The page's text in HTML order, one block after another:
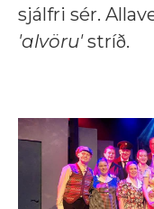
sjálfri sér.
'alvöru'stríð.